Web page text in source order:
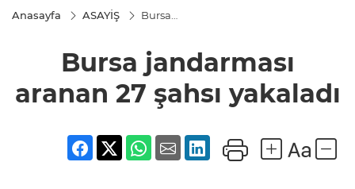
Anasayfa ASAYİŞ
Bursa
şahsı
yakaladı
Bursa jandarması
aranan 27 şahsı yakaladı